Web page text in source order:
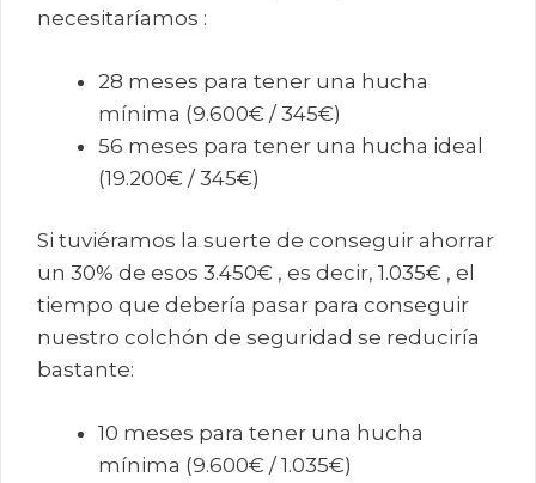
necesitaríamos :
28 meses para tener una hucha
mínima (9.600€ / 345€)
56 meses para tener una hucha ideal
(19.200€ / 345€)
Si tuviéramos la suerte de conseguir ahorrar
un 30% de esos 3.450€ , es decir, 1.035€ , el
tiempo que debería pasar para conseguir
nuestro colchón de seguridad se reduciría
bastante:
10 meses para tener una hucha
mínima (9.600€ / 1.035€)